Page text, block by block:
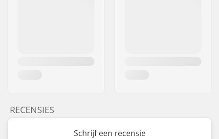
RECENSIES
Schrijf een recensie